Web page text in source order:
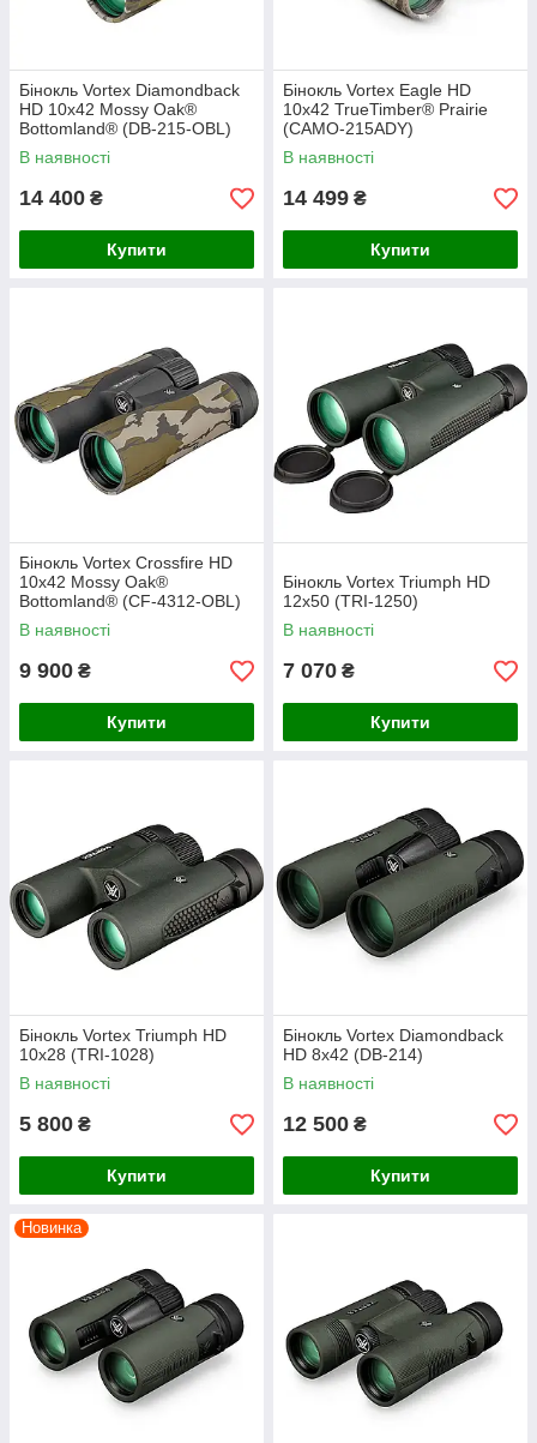
Бінокль Vortex Diamondback
HD 10x42 Mossy Oak®
Bottomland® (DB-215-OBL)
В наявності
14 400 ₴
Купити
Бінокль Vortex Eagle HD
10x42 TrueTimber® Prairie
(CAMO-215ADY)
В наявності
14 499 ₴
Купити
Бінокль Vortex Crossfire HD
10x42 Mossy Oak®
Bottomland® (CF-4312-OBL)
В наявності
9 900 ₴
Купити
Бінокль Vortex Triumph HD
12x50 (TRI-1250)
В наявності
7 070 ₴
Купити
Бінокль Vortex Triumph HD
10x28 (TRI-1028)
В наявності
5 800 ₴
Купити
Бінокль Vortex Diamondback
HD 8x42 (DB-214)
В наявності
12 500 ₴
Купити
Новинка